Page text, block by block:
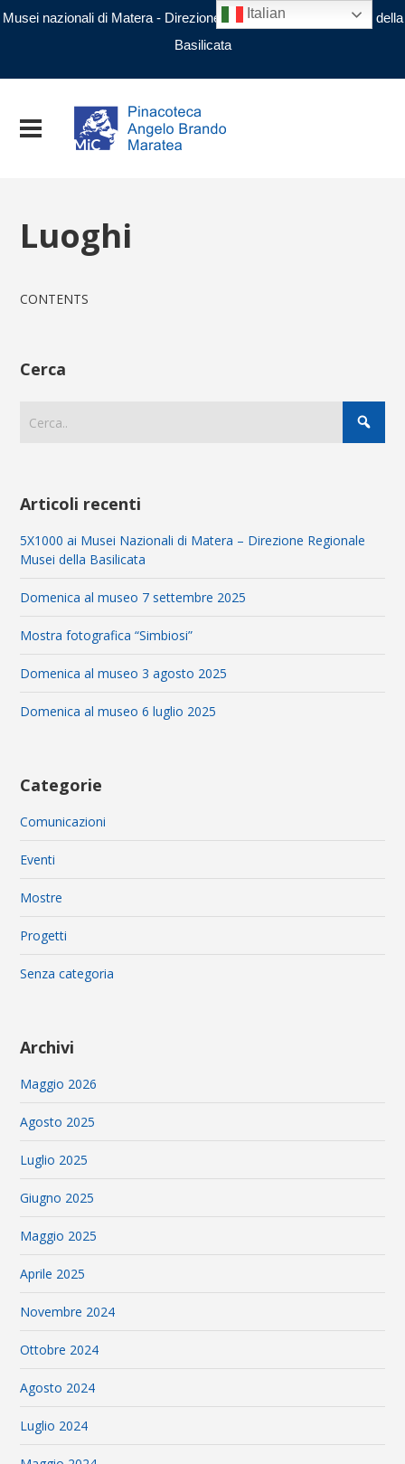
Musei nazionali di Matera - Direzione regionale Musei nazionali della
Basilicata
Luoghi
CONTENTS
Cerca
Articoli recenti
5X1000 ai Musei Nazionali di Matera – Direzione Regionale
Musei della Basilicata
Domenica al museo 7 settembre 2025
Mostra fotografica “Simbiosi”
Domenica al museo 3 agosto 2025
Domenica al museo 6 luglio 2025
Categorie
Comunicazioni
Eventi
Mostre
Progetti
Senza categoria
Archivi
Maggio 2026
Agosto 2025
Luglio 2025
Giugno 2025
Maggio 2025
Aprile 2025
Novembre 2024
Ottobre 2024
Agosto 2024
Luglio 2024
Italian